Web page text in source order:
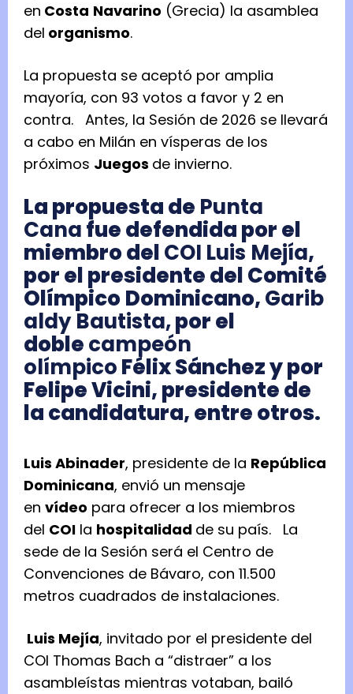
en Costa Navarino (Grecia) la asamblea
del organismo.
La propuesta se aceptó por amplia
mayoría, con 93 votos a favor y 2 en
contra. Antes, la Sesión de 2026 se llevará
a cabo en Milán en vísperas de los
próximos Juegos de invierno.
La propuesta de Punta
Canafue defendida por el
miembro delCOI Luis Mejía,
por el presidente del Comité
OlímpicoDominicano,Garib
aldy Bautista,por el
doblecampeón
olímpicoFélix Sánchez y por
Felipe Vicini, presidente de
la candidatura, entre otros.
Luis Abinader, presidente de la República
Dominicana, envió un mensaje
en vídeo para ofrecer a los miembros
del COI la hospitalidad de su país. La
sede de la Sesión será el Centro de
Convenciones de Bávaro, con 11.500
metros cuadrados de instalaciones.
Luis Mejía, invitado por el presidente del
COI Thomas Bach a “distraer” a los
asambleístas mientras votaban, bailó